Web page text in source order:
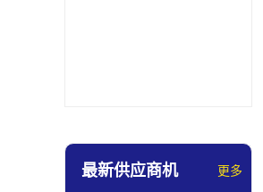
最新供应商机 更多